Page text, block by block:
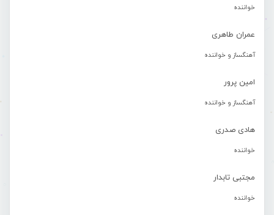
خواننده
عمران طاهری
آهنگساز و خواننده
امین پرور
آهنگساز و خواننده
هادی صدری
خواننده
مجتبی تابدار
خواننده